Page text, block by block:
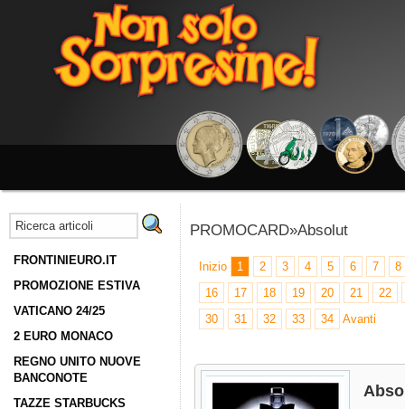
FRONTINIEURO.IT
PROMOZIONE ESTIVA
VATICANO 24/25
2 EURO MONACO
REGNO UNITO NUOVE
BANCONOTE
TAZZE STARBUCKS
PROMOCARD»Absolut
Inizio 1 2 3 4 5 6 7
8
16
17 18 19 20 21
22
30
31 32 33 34 Avanti